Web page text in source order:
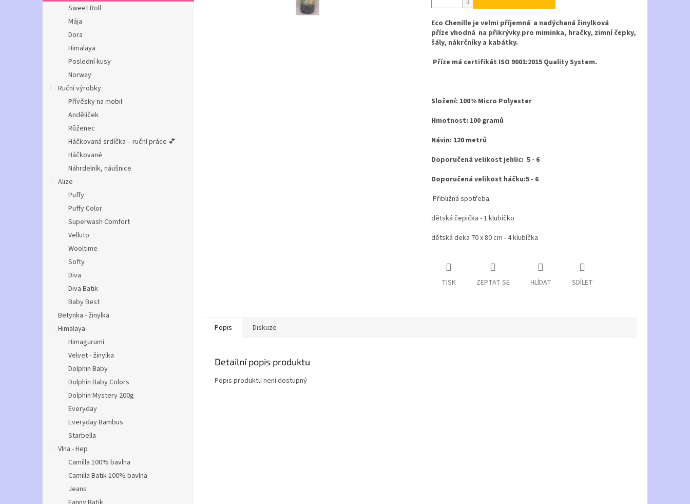
n
Sweet Roll
Mája
Dora
Himalaya
Poslední kusy
Norway
Ruční výrobky
Přívěsky na mobil
Andělíček
Růženec
Háčkovaná srdíčka – ruční práce 💕
Háčkované
Náhrdelník, náušnice
Alize
Puffy
Puffy Color
Superwash Comfort
Velluto
Wooltime
Softy
Diva
Diva Batik
Baby Best
Betynka - žinylka
Himalaya
Himagurumi
Velvet - žinylka
Dolphin Baby
Dolphin Baby Colors
Dolphin Mystery 200g
Everyday
Everyday Bambus
Starbella
Vlna - Hep
Camilla 100% bavlna
Camilla Batik 100% bavlna
Jeans
Eco Chenille je velmi příjemná a nadýchaná žinylková
příze vhodná na přikrývky pro miminka, hračky, zimní čepky,
šály, nákrčníky a kabátky.
Příze má certifikát ISO 9001:2015 Quality System.
Složení: 100% Micro Polyester
Hmotnost: 100 gramů
Návin: 120 metrů
Doporučená velikost jehlic: 5 - 6
Doporučená velikost háčku:5 - 6
Přibližná spotřeba:
dětská čepička - 1 klubíčko
dětská deka 70 x 80 cm - 4 klubíčka
TISK ZEPTAT SE HLÍDAT SDÍLET
Popis Diskuze
Detailní popis produktu
Popis produktu není dostupný